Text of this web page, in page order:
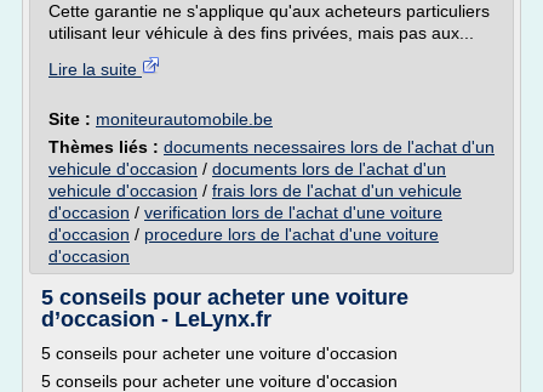
Cette garantie ne s'applique qu'aux acheteurs particuliers
utilisant leur véhicule à des fins privées, mais pas aux...
Lire la suite
Site : moniteurautomobile.be
Thèmes liés : documents necessaires lors de l'achat d'un
vehicule d'occasion / documents lors de l'achat d'un
vehicule d'occasion / frais lors de l'achat d'un vehicule
d'occasion / verification lors de l'achat d'une voiture
d'occasion / procedure lors de l'achat d'une voiture
d'occasion
5 conseils pour acheter une voiture
d’occasion - LeLynx.fr
5 conseils pour acheter une voiture d'occasion
5 conseils pour acheter une voiture d'occasion